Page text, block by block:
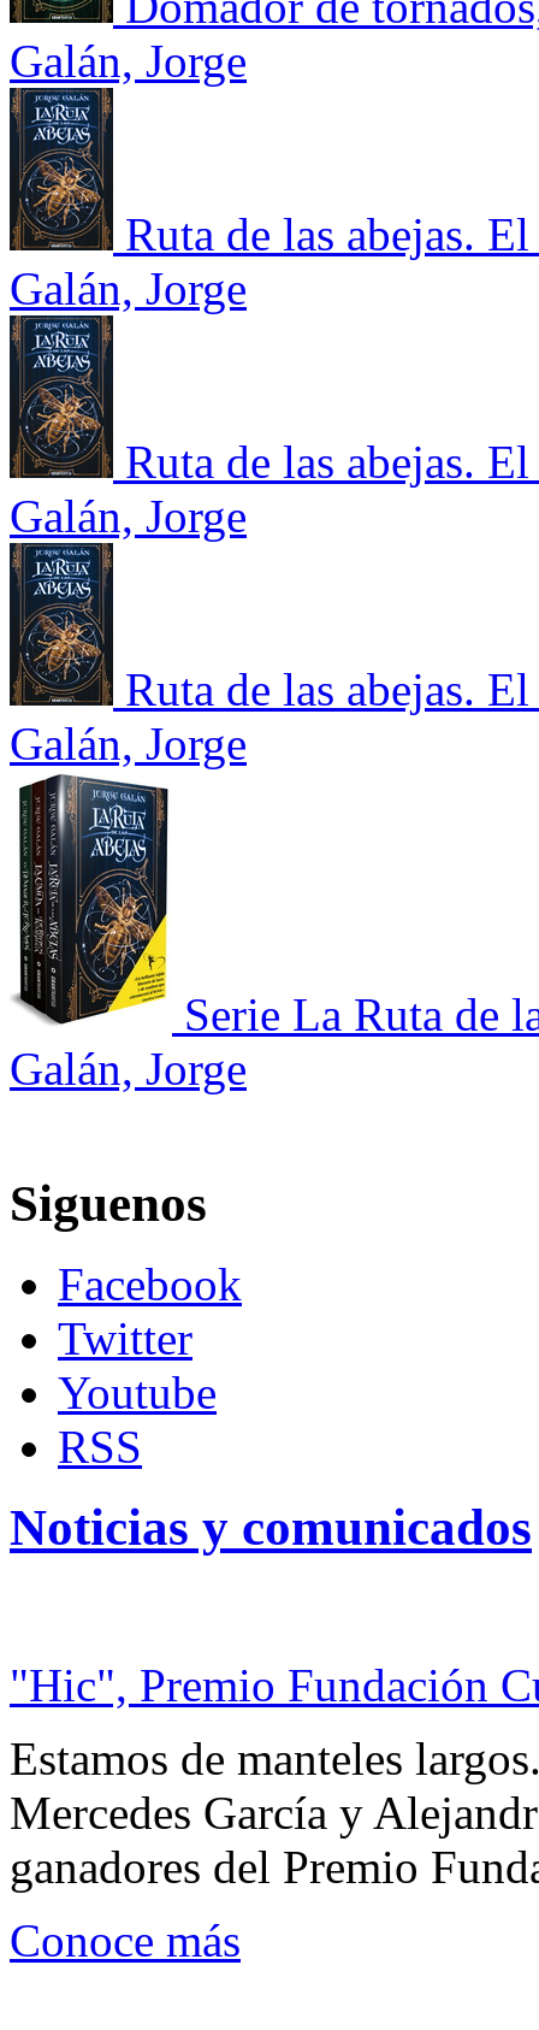
Galán, Jorge
Ruta de las abejas.
Galán, Jorge
Ruta de las abejas.
Galán, Jorge
Ruta de las abejas.
Galán, Jorge
Serie La Ruta de
Galán, Jorge
Siguenos
Facebook
Twitter
Youtube
RSS
Noticias y comunicados
"Hic", Premio Fundación
Estamos de manteles
Mercedes García y
ganadores del Premio
Conoce más